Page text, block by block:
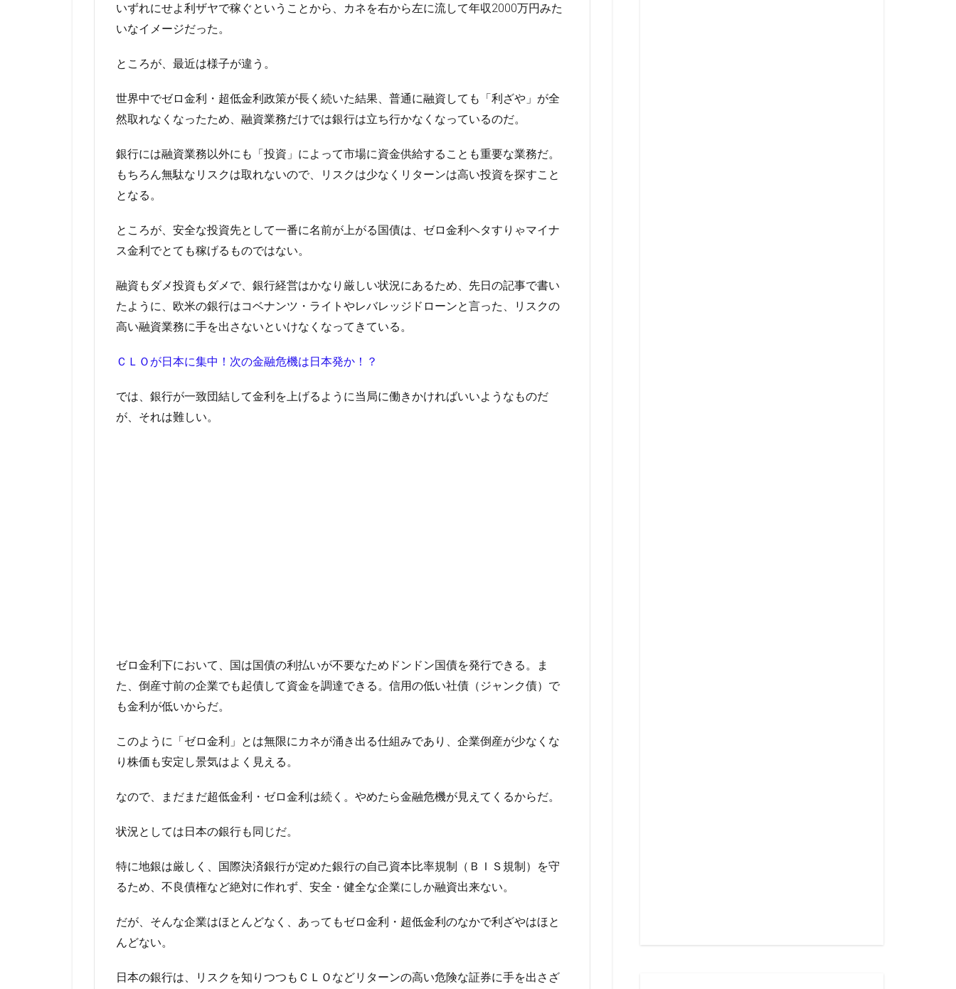
いずれにせよ利ザヤで稼ぐということから、カネを右から左に流して年収2000万円みた
いなイメージだった。
ところが、最近は様子が違う。
世界中でゼロ金利・超低金利政策が長く続いた結果、普通に融資しても「利ざや」が全
然取れなくなったため、融資業務だけでは銀行は立ち行かなくなっているのだ。
銀行には融資業務以外にも「投資」によって市場に資金供給することも重要な業務だ。
もちろん無駄なリスクは取れないので、リスクは少なくリターンは高い投資を探すこと
となる。
ところが、安全な投資先として一番に名前が上がる国債は、ゼロ金利ヘタすりゃマイナ
ス金利でとても稼げるものではない。
融資もダメ投資もダメで、銀行経営はかなり厳しい状況にあるため、先日の記事で書い
たように、欧米の銀行はコベナンツ・ライトやレバレッジドローンと言った、リスクの
高い融資業務に手を出さないといけなくなってきている。
ＣＬＯが日本に集中！次の金融危機は日本発か！？
では、銀行が一致団結して金利を上げるように当局に働きかければいいようなものだ
が、それは難しい。
ゼロ金利下において、国は国債の利払いが不要なためドンドン国債を発行できる。ま
た、倒産寸前の企業でも起債して資金を調達できる。信用の低い社債（ジャンク債）で
も金利が低いからだ。
このように「ゼロ金利」とは無限にカネが涌き出る仕組みであり、企業倒産が少なくな
り株価も安定し景気はよく見える。
なので、まだまだ超低金利・ゼロ金利は続く。やめたら金融危機が見えてくるからだ。
状況としては日本の銀行も同じだ。
特に地銀は厳しく、国際決済銀行が定めた銀行の自己資本比率規制（ＢＩＳ規制）を守
るため、不良債権など絶対に作れず、安全・健全な企業にしか融資出来ない。
だが、そんな企業はほとんどなく、あってもゼロ金利・超低金利のなかで利ざやはほと
んどない。
日本の銀行は、リスクを知りつつもＣＬＯなどリターンの高い危険な証券に手を出さざ